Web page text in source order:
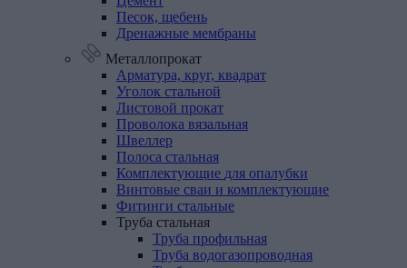
Песок, щебень
Дренажные мембраны
Металлопрокат
Арматура, круг, квадрат
Уголок стальной
Листовой прокат
Проволока вязальная
Швеллер
Полоса стальная
Комплектующие для опалубки
Винтовые сваи и комплектующие
Фитинги стальные
Труба стальная
Труба профильная
Труба водогазопроводная